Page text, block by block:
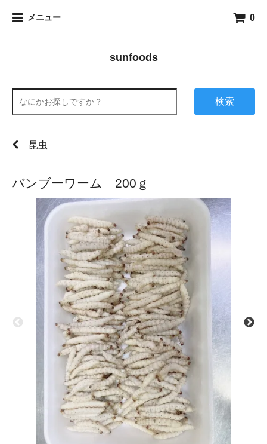
メニュー 0
sunfoods
検索
昆虫
バンブーワーム 200ｇ